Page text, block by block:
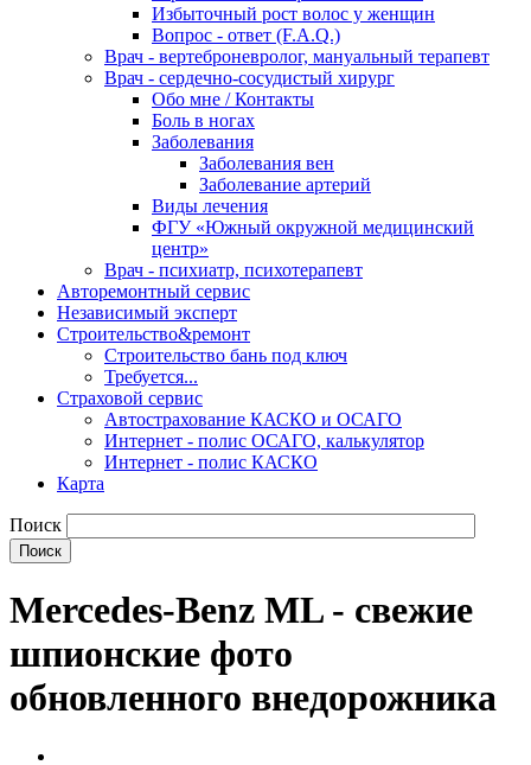
Избыточный рост волос у женщин
Вопрос - ответ (F.A.Q.)
Врач - вертеброневролог, мануальный терапевт
Врач - сердечно-сосудистый хирург
Обо мне / Контакты
Боль в ногах
Заболевания
Заболевания вен
Заболевание артерий
Виды лечения
ФГУ «Южный окружной медицинский
центр»
Врач - психиатр, психотерапевт
Авторемонтный сервис
Независимый эксперт
Строительство&ремонт
Строительство бань под ключ
Требуется...
Страховой сервис
Автострахование КАСКО и ОСАГО
Интернет - полис ОСАГО, калькулятор
Интернет - полис КАСКО
Карта
Поиск
Mercedes-Benz ML - свежие
шпионские фото
обновленного внедорожника